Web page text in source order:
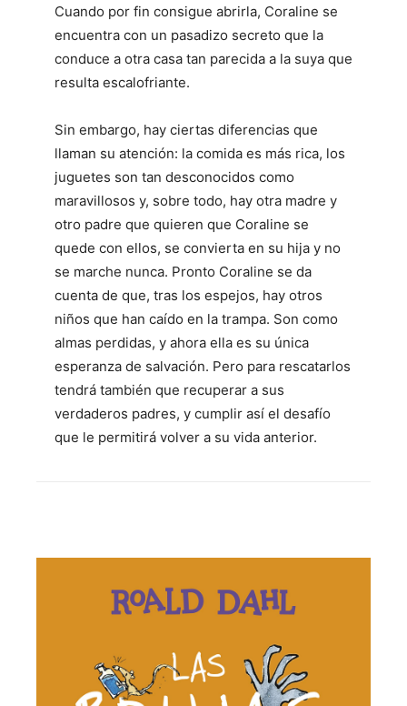
Cuando por fin consigue abrirla, Coraline se
encuentra con un pasadizo secreto que la
conduce a otra casa tan parecida a la suya que
resulta escalofriante.
Sin embargo, hay ciertas diferencias que
llaman su atención: la comida es más rica, los
juguetes son tan desconocidos como
maravillosos y, sobre todo, hay otra madre y
otro padre que quieren que Coraline se
quede con ellos, se convierta en su hija y no
se marche nunca. Pronto Coraline se da
cuenta de que, tras los espejos, hay otros
niños que han caído en la trampa. Son como
almas perdidas, y ahora ella es su única
esperanza de salvación. Pero para rescatarlos
tendrá también que recuperar a sus
verdaderos padres, y cumplir así el desafío
que le permitirá volver a su vida anterior.